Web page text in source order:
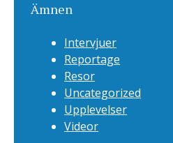
Ämnen
Intervjuer
Reportage
Resor
Uncategorized
Upplevelser
Videor